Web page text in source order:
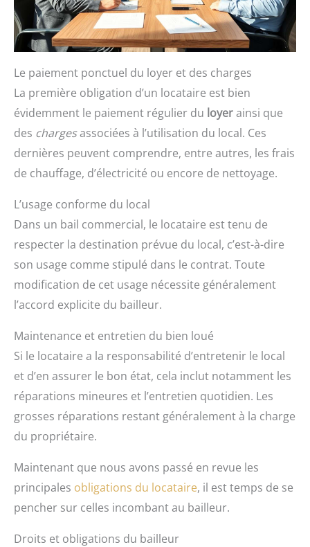
Le paiement ponctuel du loyer et des charges
La première obligation d’un locataire est bien
évidemment le paiement régulier du loyerainsi que
des chargesassociées à l’utilisation du local. Ces
dernières peuvent comprendre, entre autres, les frais
de chauffage, d’électricité ou encore de nettoyage.
L’usage conforme du local
Dans un bail commercial, le locataire est tenu de
respecter la destination prévue du local, c’est-à-dire
son usage comme stipulé dans le contrat. Toute
modification de cet usage nécessite généralement
l’accord explicite du bailleur.
Maintenance et entretien du bien loué
Si le locataire a la responsabilité d’entretenir le local
et d’en assurer le bon état, cela inclut notamment les
réparations mineures et l’entretien quotidien. Les
grosses réparations restant généralement à la charge
du propriétaire.
Maintenant que nous avons passé en revue les
principales obligations du locataire, il est temps de se
pencher sur celles incombant au bailleur.
Droits et obligations du bailleur